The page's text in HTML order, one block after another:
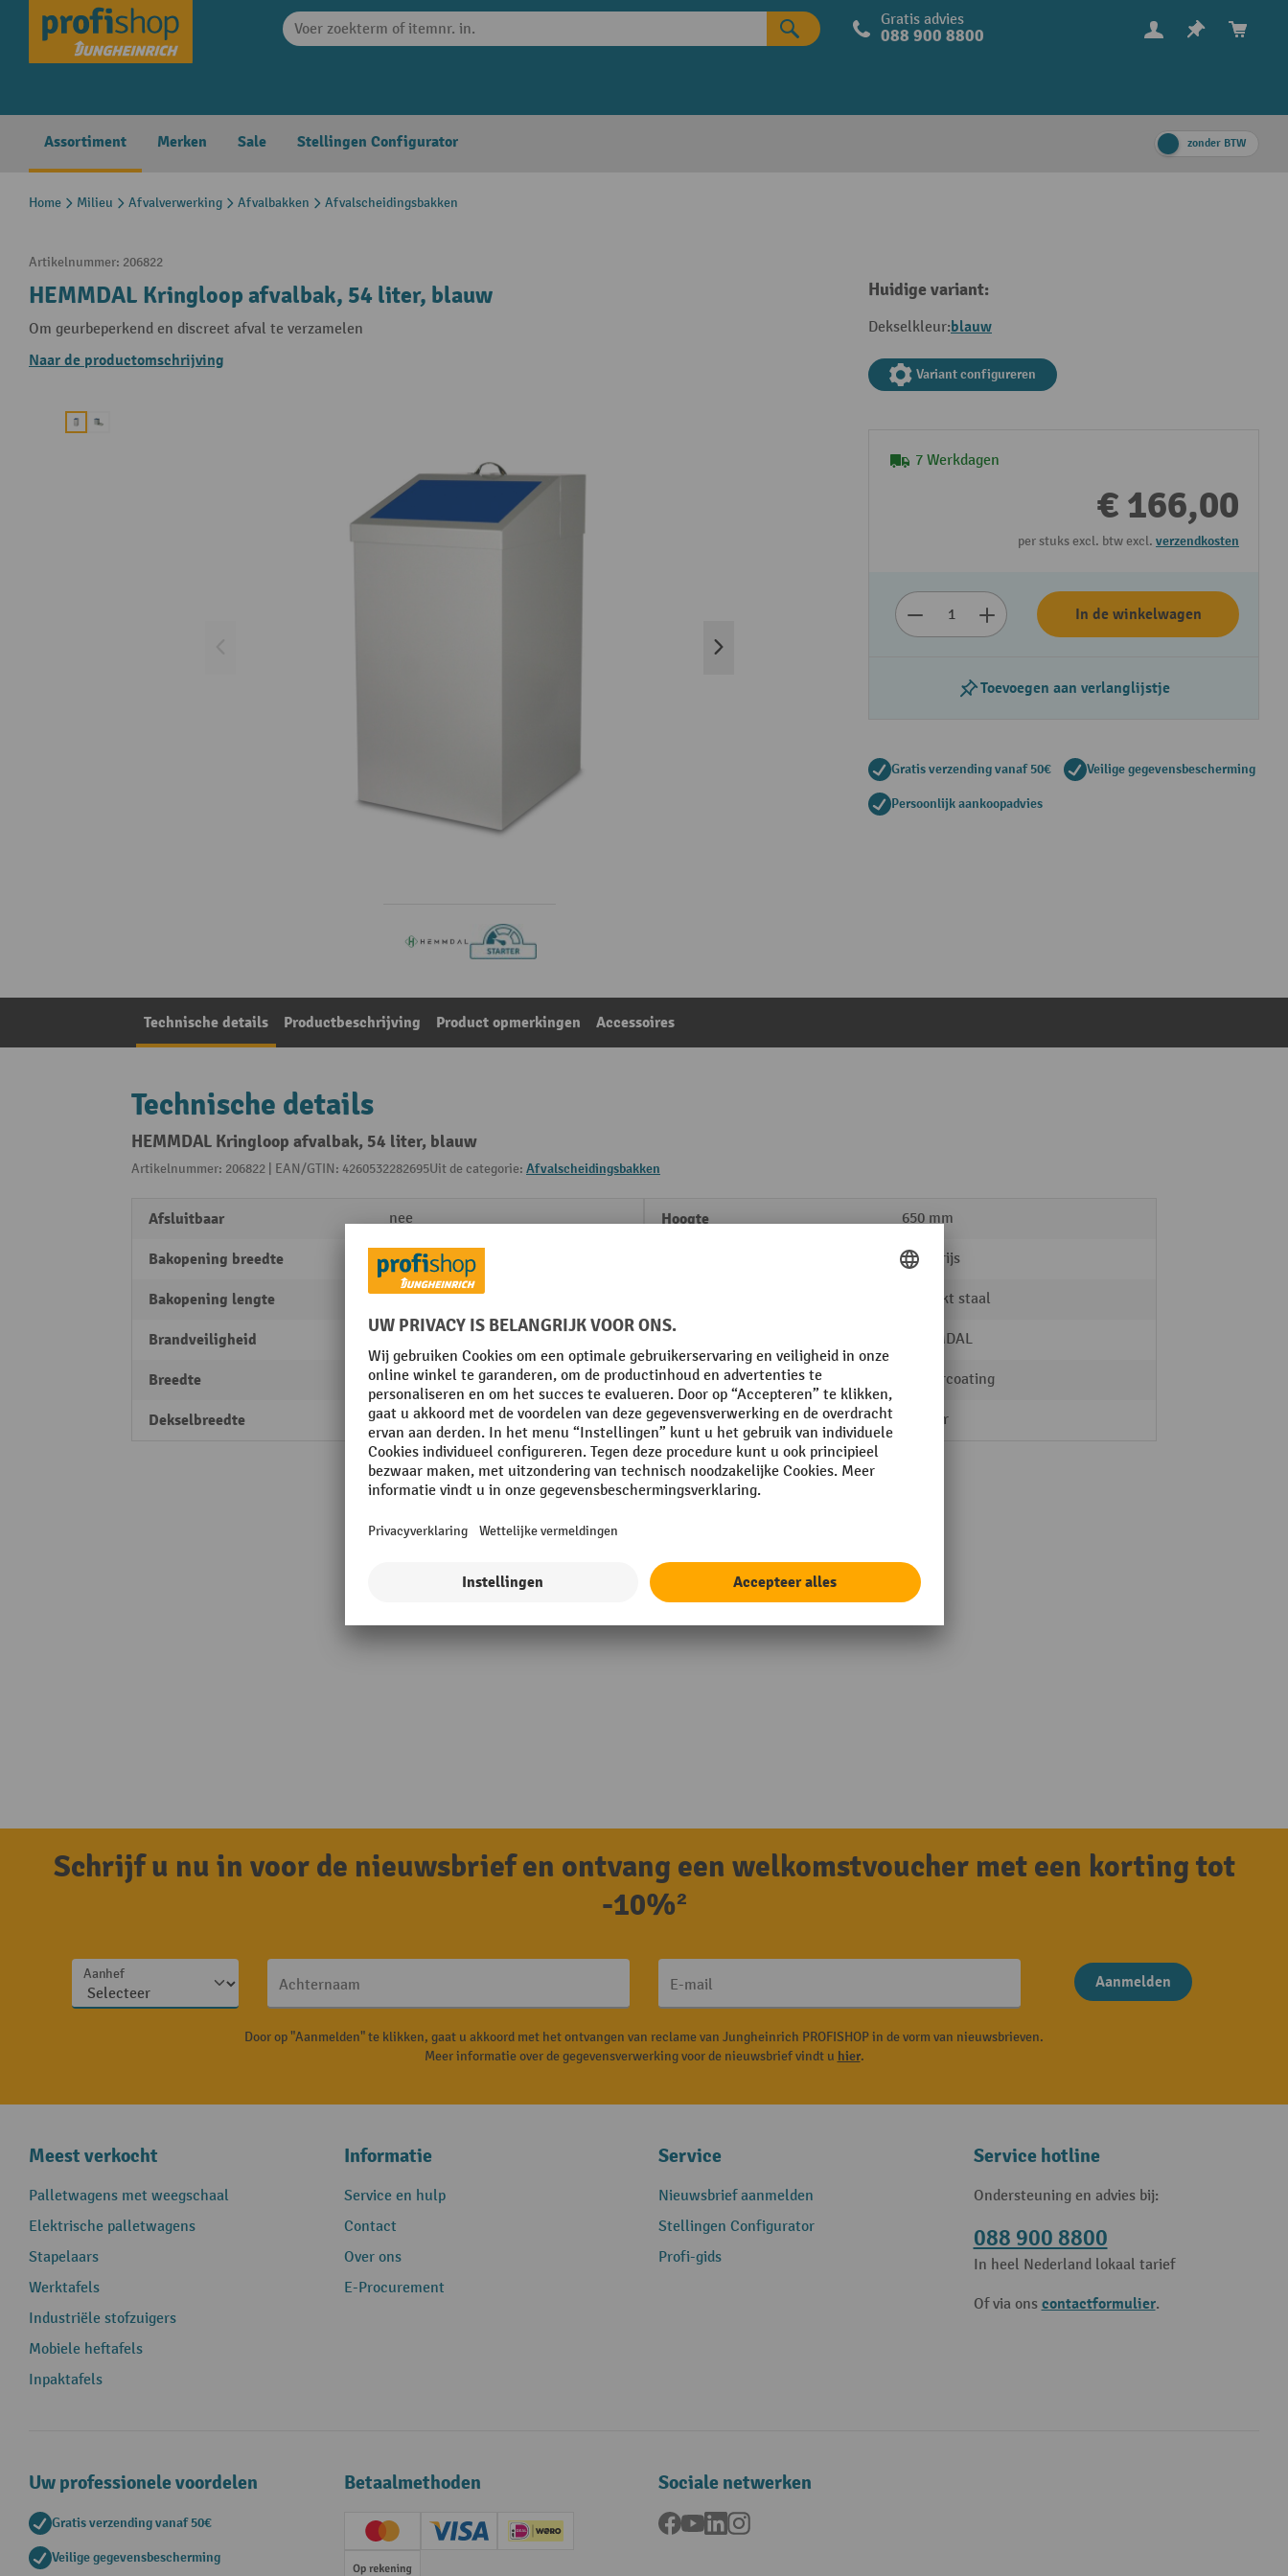
Skip to main navigation Gratis advies
088 900 8800
Assortiment Merken Sale Stellingen Configurator zonder BTW
Home Milieu Afvalverwerking Afvalbakken Afvalscheidingsbakken
Artikelnummer: 206822
HEMMDAL Kringloop afvalbak, 54 liter, blauw
Om geurbeperkend en discreet afval te verzamelen
Naar de productomschrijving
Huidige variant:
Dekselkleur:blauw
Variant configureren
7 Werkdagen
€ 166,00
per stuks excl. btw excl. verzendkosten
In de winkelwagen
Toevoegen aan verlanglijstje
Gratis verzending vanaf 50€ Veilige gegevensbescherming
Persoonlijk aankoopadvies
Technische details Productbeschrijving Product opmerkingen Accessoires
Technische details
HEMMDAL Kringloop afvalbak, 54 liter, blauw
Artikelnummer: 206822 | EAN/GTIN: 4260532282695Uit de categorie: Afvalscheidingsbakken
Afsluitbaar nee
Bakopening breedte 375 mm
Bakopening lengte 325 mm
Brandveiligheid
Breedte 340 mm
Dekselbreedte 380 mm
Hoogte 650 mm
lichtgrijs
verzinkt staal
HEMMDAL
Oppervlak poedercoating
Rubriek Starter
Toon alle technische details
Schrijf u nu in voor de nieuwsbrief en ontvang een welkomstvoucher met een korting tot
-10%²
Aanhef
Achternaam E-mail Aanmelden
Door op "Aanmelden" te klikken, gaat u akkoord met het ontvangen van reclame van Jungheinrich PROFISHOP in de vorm van nieuwsbrieven.
Meer informatie over de gegevensverwerking voor de nieuwsbrief vindt u hier.
Meest verkocht
Palletwagens met weegschaal
Elektrische palletwagens
Stapelaars
Werktafels
Industriële stofzuigers
Mobiele heftafels
Inpaktafels
Informatie
Service en hulp
Contact
Over ons
E-Procurement
Service
Nieuwsbrief aanmelden
Stellingen Configurator
Profi-gids
Service hotline
Ondersteuning en advies bij:
088 900 8800
In heel Nederland lokaal tarief
Of via ons contactformulier.
Uw professionele voordelen
Gratis verzending vanaf 50€
Veilige gegevensbescherming
Betaalmethoden
Creditcard (Master)Creditcard (Visa)iDEAL | Wero
Sociale netwerken
Facebook
YouTubeLinkedInInstagram